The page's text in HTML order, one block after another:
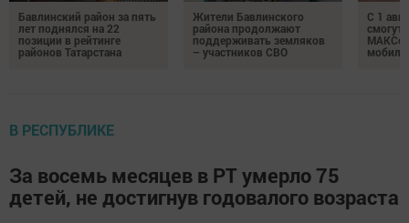
Бавлинский район за пять
лет поднялся на 22
позиции в рейтинге
районов Татарстана
Жители Бавлинского
района продолжают
поддерживать земляков
– участников СВО
С 1
смогут
В РЕСПУБЛИКЕ
За восемь месяцев в РТ умерло 75
детей, не достигнув годовалого возраста